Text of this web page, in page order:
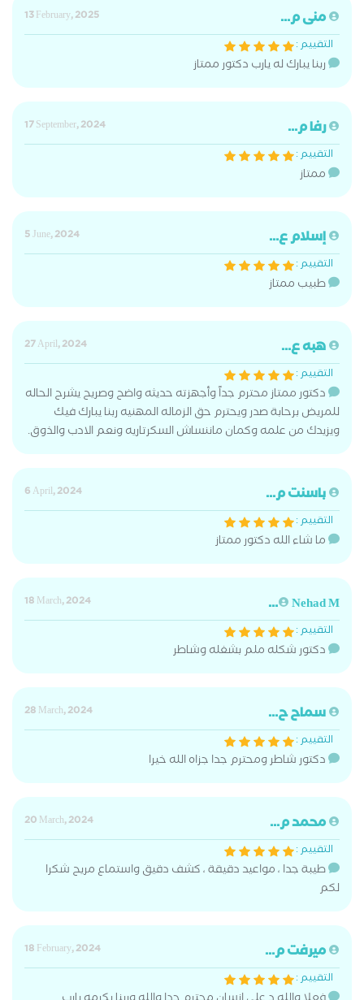
منى م...
13 February, 2025
التقييم :
ربنا يبارك له يارب دكتور ممتاز
رفا م...
17 September, 2024
التقييم :
ممتاز
إسلام ع...
5 June, 2024
التقييم :
طبيب ممتاز
هبه ع...
27 April, 2024
التقييم :
دكتور ممتاز محترم جداً وأجهزته حديثه واضح وصريح يشرح الحاله
للمريض برحابة صدر ويحترم حق الزماله المهنيه ربنا يبارك فيك
ويزيدك من علمه وكمان ماننساش السكرتاريه ونعم الادب والذوق.
باسنت م...
6 April, 2024
التقييم :
ما شاء الله دكتور ممتاز
Nehad M...
18 March, 2024
التقييم :
دكتور شكله ملم بشغله وشاطر
سماح ح...
28 March, 2024
التقييم :
دكتور شاطر ومحترم جدا جزاه الله خيرا
محمد م...
20 March, 2024
التقييم :
طيبة جدا ، مواعيد دقيقة ، كشف دقيق واستماع مريح شكرا
لكم
ميرفت م...
18 February, 2024
التقييم :